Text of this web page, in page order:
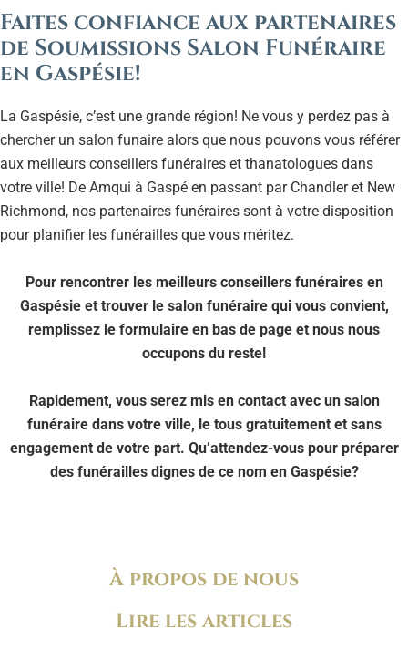
Faites confiance aux partenaires
de Soumissions Salon Funéraire
en Gaspésie!
La Gaspésie, c’est une grande région! Ne vous y perdez pas à
chercher un salon funaire alors que nous pouvons vous référer
aux meilleurs conseillers funéraires et thanatologues dans
votre ville! De Amqui à Gaspé en passant par Chandler et New
Richmond, nos partenaires funéraires sont à votre disposition
pour planifier les funérailles que vous méritez.
Pour rencontrer les meilleurs conseillers funéraires en
Gaspésie et trouver le salon funéraire qui vous convient,
remplissez le formulaire en bas de page et nous nous
occupons du reste!
Rapidement, vous serez mis en contact avec un salon
funéraire dans votre ville, le tous gratuitement et sans
engagement de votre part. Qu’attendez-vous pour préparer
des funérailles dignes de ce nom en Gaspésie?
À propos de nous
Lire les articles